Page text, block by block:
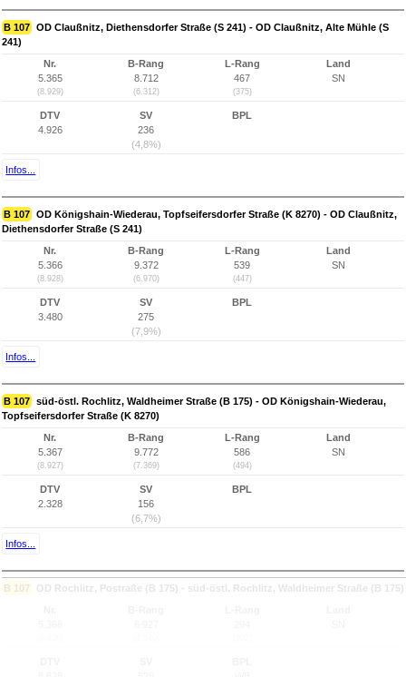
B 107 OD Claußnitz, Diethensdorfer Straße (S 241) - OD Claußnitz, Alte Mühle (S
241)
Nr.
5.365
(8.929)
B-Rang
8.712
(6.312)
L-Rang
467
(375)
Land
SN
DTV
4.926
SV
236
(4,8%)
BPL
Infos...
B 107 OD Königshain-Wiederau, Topfseifersdorfer Straße (K 8270) - OD Claußnitz,
Diethensdorfer Straße (S 241)
Nr.
5.366
(8.928)
B-Rang
9.372
(6.970)
L-Rang
539
(447)
Land
SN
DTV
3.480
SV
275
(7,9%)
BPL
Infos...
B 107 süd-östl. Rochlitz, Waldheimer Straße (B 175) - OD Königshain-Wiederau,
Topfseifersdorfer Straße (K 8270)
Nr.
5.367
(8.927)
B-Rang
9.772
(7.369)
L-Rang
586
(494)
Land
SN
DTV
2.328
SV
156
(6,7%)
BPL
Infos...
B 107 OD Rochlitz, Postraße (B 175) - süd-östl. Rochlitz, Waldheimer Straße (B 175)